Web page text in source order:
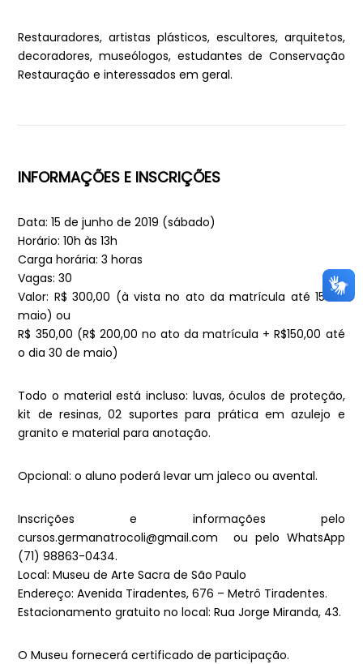
Restauradores, artistas plásticos, escultores, arquitetos,
decoradores, museólogos, estudantes de Conservação
Restauração e interessados em geral.
INFORMAÇÕES E INSCRIÇÕES
Data: 15 de junho de 2019 (sábado)
Horário: 10h às 13h
Carga horária: 3 horas
Vagas: 30
Valor: R$ 300,00 (à vista no ato da matrícula até 15 de
maio) ou
R$ 350,00 (R$ 200,00 no ato da matrícula + R$150,00 até
o dia 30 de maio)
Todo o material está incluso: luvas, óculos de proteção,
kit de resinas, 02 suportes para prática em azulejo e
granito e material para anotação.
Opcional: o aluno poderá levar um jaleco ou avental.
Inscrições e informações pelo
cursos.germanatrocoli@gmail.com ou pelo WhatsApp
(71) 98863-0434.
Local: Museu de Arte Sacra de São Paulo
Endereço: Avenida Tiradentes, 676 – Metrô Tiradentes.
Estacionamento gratuito no local: Rua Jorge Miranda, 43.
O Museu fornecerá certificado de participação.